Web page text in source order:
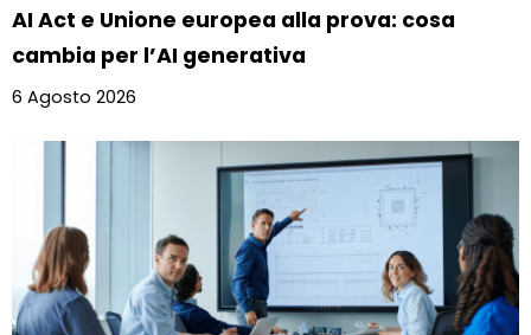
AI Act e Unione europea alla prova: cosa
cambia per l’AI generativa
6 Agosto 2026